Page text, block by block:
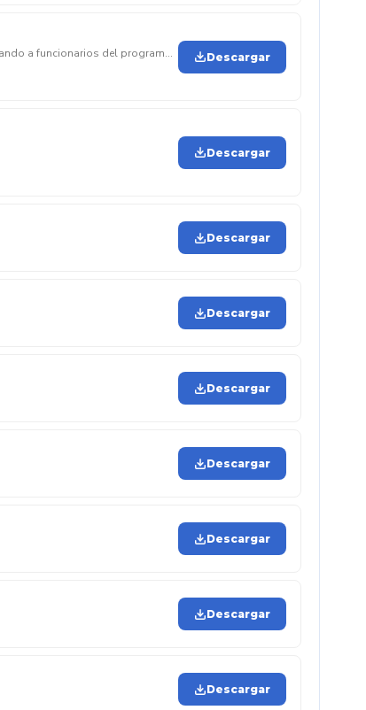
a funcionarios del programa
visita. ⚠️ Si identifica alguna
Descargar
Descargar
Descargar
Descargar
Descargar
Descargar
Descargar
Descargar
Descargar